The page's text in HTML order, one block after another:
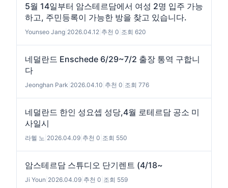
5월 14일부터 암스테르담에서 여성 2명 입주 가능
하고, 주민등록이 가능한 방을 찾고 있습니다.
Younseo Jang 2026.04.12 추천 0 조회 620
네덜란드 Enschede 6/29~7/2 출장 통역 구합니
다
Jeonghan Park 2026.04.10 추천 0 조회 776
네덜란드 한인 성요셉 성당,4월 로테르담 공소 미
사일시
라헬 노 2026.04.09 추천 0 조회 550
암스테르담 스튜디오 단기렌트 (4/18~
Ji Youn 2026.04.09 추천 0 조회 559